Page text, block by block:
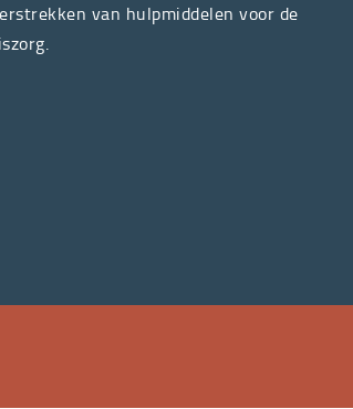
van hulpmiddelen voor de